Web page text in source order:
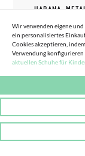
HABANA-
Wir verwenden eigene
ein personalisiertes
Cookies akzeptieren,
Verwendung konfigurieren
aktuellen Schuhe für